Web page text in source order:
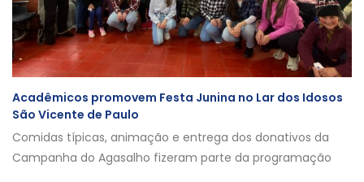
Acadêmicos promovem Festa Junina no Lar dos Idosos
São Vicente de Paulo
Comidas típicas, animação e entrega dos donativos da
Campanha do Agasalho fizeram parte da programação